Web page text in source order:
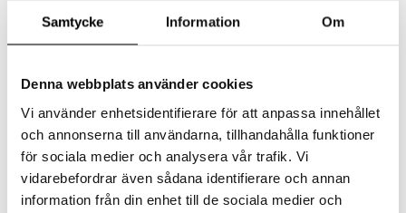
Samtycke Information Om
Denna webbplats använder cookies
Vi använder enhetsidentifierare för att anpassa innehållet
och annonserna till användarna, tillhandahålla funktioner
för sociala medier och analysera vår trafik. Vi
vidarebefordrar även sådana identifierare och annan
information från din enhet till de sociala medier och
Luo uusi asiakas
Hyviä tarjouksia
Kestotilaus
Arvostele tuotteita
Toivelistat
LUO ASIAKAS